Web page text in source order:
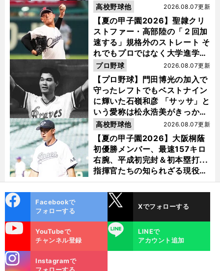
【夏の甲子園2026】聖隷クリ
ストファー・高部陸の「２回加
速する」規格外のストレート そ
れでもプロではなく大学進学を
選ぶ理由
2026.08.07更新
高校野球他
【プロ野球】門田博光の加入で
守ったレフトでもベストナイン
に輝いた石嶺和彦 「サッサ」と
いう愛称は松永浩美がきっか
け？
2026.08.07更新
プロ野球
【夏の甲子園2026】大阪桐蔭
初優勝メンバー、最速157キロ
右腕、平成初完封＆初本塁打...
指揮官たちの知られざる現役時
代
2026.08.07更新
高校野球他
ok
Facebookで
フォローする
Xでフォローする
YouTubeで
チャンネル登録
LINE
LINEで
アカウント追加
m
Instagramで